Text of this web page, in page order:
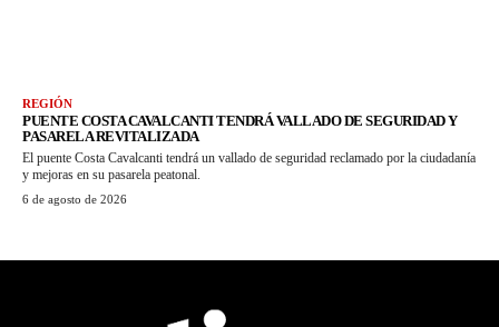
REGIÓN
PUENTE COSTA CAVALCANTI TENDRÁ VALLADO DE SEGURIDAD Y
PASARELA REVITALIZADA
El puente Costa Cavalcanti tendrá un vallado de seguridad reclamado por la ciudadanía
y mejoras en su pasarela peatonal.
6 de agosto de 2026